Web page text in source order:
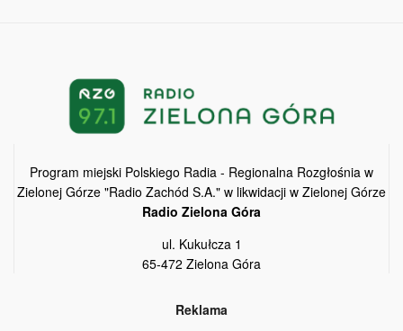
Program miejski Polskiego Radia - Regionalna Rozgłośnia w
Zielonej Górze "Radio Zachód S.A." w likwidacji w Zielonej Górze
Radio Zielona Góra
ul. Kukułcza 1
65-472 Zielona Góra
Reklama